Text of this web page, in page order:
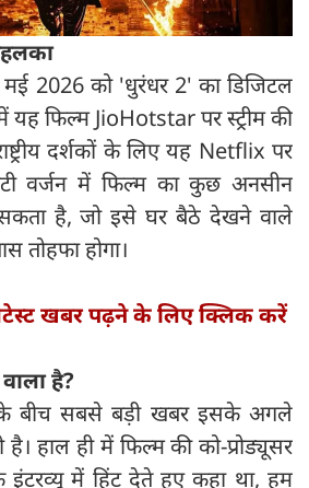
2026 को 'धुरंधर 2' का डिजिटल
में यह फिल्म JioHotstar पर स्ट्रीम की
दर्शकों के लिए यह Netflix पर
वर्जन में फिल्म का कुछ अनसीन
है, जो इसे घर बैठे देखने वाले
तोहफा होगा।
खबर पढ़ने के लिए क्लिक करें
है?
बीच सबसे बड़ी खबर इसके अगले
हाल ही में फिल्म की को-प्रोड्यूसर
इंटरव्यू में हिंट देते हुए कहा था, हम